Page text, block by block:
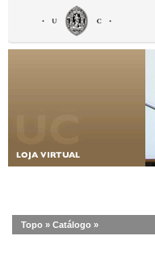
Topo » Catálogo »